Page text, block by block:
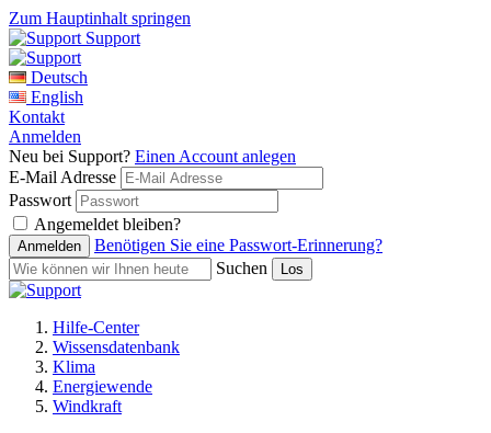
Zum Hauptinhalt springen
Support
Deutsch
English
Kontakt
Anmelden
Neu bei Support? Einen Account anlegen
E-Mail Adresse
Passwort
Angemeldet bleiben?
Benötigen Sie eine Passwort-Erinnerung?
Suchen
Hilfe-Center
Wissensdatenbank
Klima
Energiewende
Windkraft